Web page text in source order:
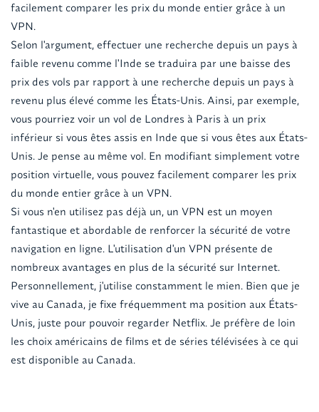
facilement comparer les prix du monde entier grâce à un
VPN.
Selon l'argument, effectuer une recherche depuis un pays à
faible revenu comme l'Inde se traduira par une baisse des
prix des vols par rapport à une recherche depuis un pays à
revenu plus élevé comme les États-Unis. Ainsi, par exemple,
vous pourriez voir un vol de Londres à Paris à un prix
inférieur si vous êtes assis en Inde que si vous êtes aux États-
Unis. Je pense au même vol. En modifiant simplement votre
position virtuelle, vous pouvez facilement comparer les prix
du monde entier grâce à un VPN.
Si vous n'en utilisez pas déjà un, un VPN est un moyen
fantastique et abordable de renforcer la sécurité de votre
navigation en ligne. L'utilisation d'un VPN présente de
nombreux avantages en plus de la sécurité sur Internet.
Personnellement, j'utilise constamment le mien. Bien que je
vive au Canada, je fixe fréquemment ma position aux États-
Unis, juste pour pouvoir regarder Netflix. Je préfère de loin
les choix américains de films et de séries télévisées à ce qui
est disponible au Canada.